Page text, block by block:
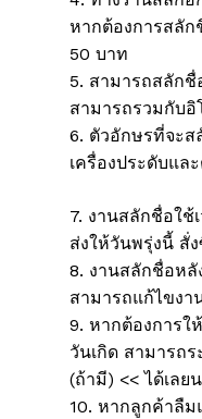
หากต้องการสลัก
50 บาท
5. สามารถสลัก
สามารถรวมกับอิ
6. ตัวอักษรที่จะส
เครื่องประดับแ
7. งานสลักชื่อใช้
ส่งให้วันพรุ่งนี้ สั่
8. งานสลักชื่อหลั
สามารถแก้ไขงา
9. หากต้องการใ
วันเกิด สามารถ
(ถ้ามี) << ได้เลย
10. หากลูกค้าลื